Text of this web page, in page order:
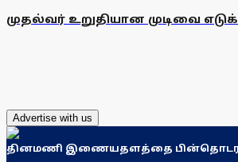
முதல்வர் உறுதியான முடிவை
Advertise with us
தினமணி இணையதளத்தை